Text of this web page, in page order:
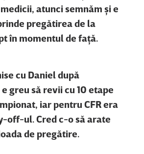
atunci semnăm şi e
pregătirea de la
în momentul de faţă.
cu Daniel după
greu să revii cu 10 etape
iar pentru CFR era
off-ul. Cred c-o să arate
de pregătire.